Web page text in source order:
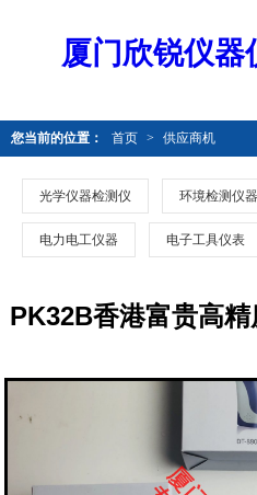
厦门欣锐仪器
您当前的位置： 首页 > 供应商机
光学仪器检测仪 环境检测仪器
电力电工仪器 电子工具仪表